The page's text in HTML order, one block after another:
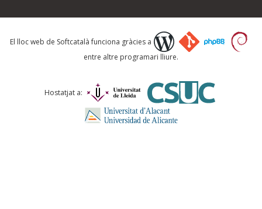
Què proposeu?
Comentari *
El lloc web de Softcatalà funciona gràcies a
entre altre programari lliure.
Hostatjat a: